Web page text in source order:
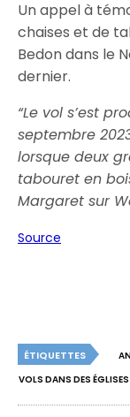
Un appel à
chaises et de
Bedon dans le
dernier.
“Le vol s’est
septembre
lorsque deux
tabouret en
Margaret sur
Source
ÉTIQUETTES
VOLS DANS DES ÉGLISES